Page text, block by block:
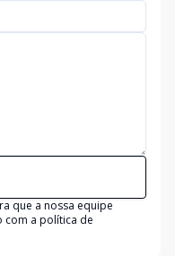
que a nossa equipe
com a política de